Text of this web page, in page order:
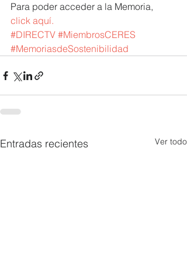
Para poder acceder a la Memoria,
click aquí.
#DIRECTV #MiembrosCERES
#MemoriasdeSostenibilidad
Entradas recientes Ver todo